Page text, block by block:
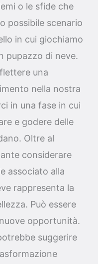
o le sfide che
possibile scenario
in cui giochiamo
pupazzo di neve.
una
nella nostra
in una fase in cui
e godere delle
Oltre al
considerare
associato alla
rappresenta la
Può essere
opportunità.
suggerire